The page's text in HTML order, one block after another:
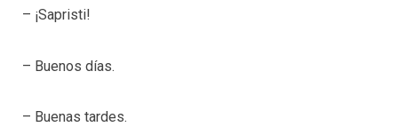
– ¡Sapristi!
– Buenos días.
– Buenas tardes.